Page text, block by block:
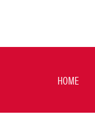
HOME